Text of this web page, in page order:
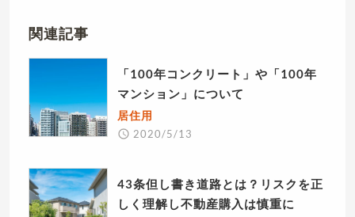
関連記事
「100年コンクリート」や「100年
マンション」について
居住用
2020/5/13
43条但し書き道路とは？リスクを正
しく理解し不動産購入は慎重に